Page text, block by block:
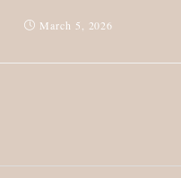
March 5, 2026